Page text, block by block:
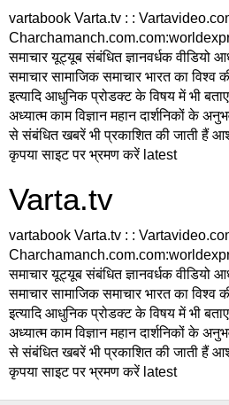
vartabook Varta.tv : :
समाचार यूट्यूब संबंधित ज्ञानवर्धक वीडियो
समाचार सामाजिक समाचार भारत का विश्व
इत्यादि आधुनिक प्रोडक्ट के विषय में भी बताए
अध्यात्म काम विज्ञान महान दार्शनिकों के
से संबंधित खबरें भी प्रकाशित की जाती हैं
कृपया साइट पर भ्रमण करें latest
Varta.tv
vartabook Varta.tv : :
समाचार यूट्यूब संबंधित ज्ञानवर्धक वीडियो
समाचार सामाजिक समाचार भारत का विश्व
इत्यादि आधुनिक प्रोडक्ट के विषय में भी बताए
अध्यात्म काम विज्ञान महान दार्शनिकों के
से संबंधित खबरें भी प्रकाशित की जाती हैं
कृपया साइट पर भ्रमण करें latest